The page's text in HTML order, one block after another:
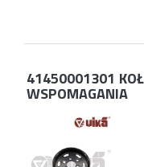
41450001301
WSPOMAGANIA